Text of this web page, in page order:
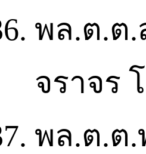
พล.ต.ต
จราจร
พล.ต.ต